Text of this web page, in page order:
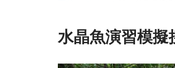
水晶魚演習模擬